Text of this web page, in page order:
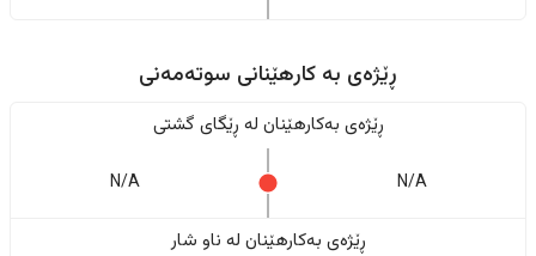
ڕێژەى به کارهێنانی سوتەمەنی
ڕێژەى بەکارهێنان له ڕێگای گشتی
N/A
N/A
ڕێژەى بەکارهێنان له ناو شار